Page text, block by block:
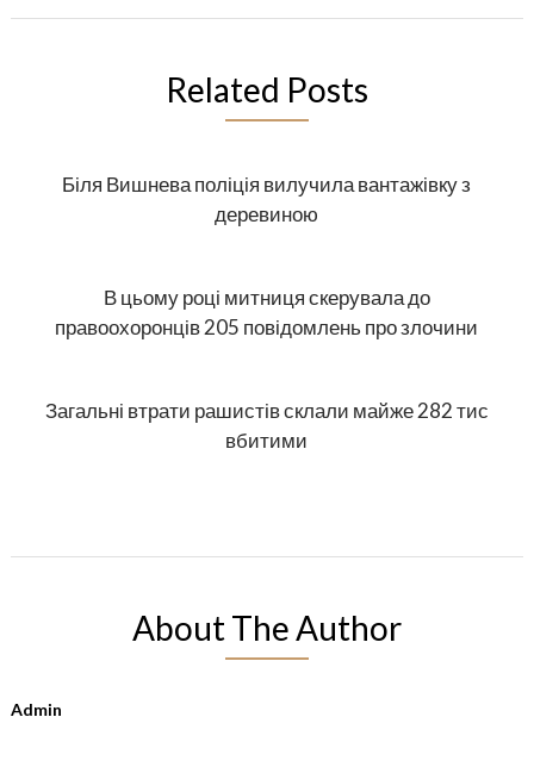
Related Posts
Біля Вишнева поліція вилучила вантажівку з
деревиною
В цьому році митниця скерувала до
правоохоронців 205 повідомлень про злочини
Загальні втрати рашистів склали майже 282 тис
вбитими
About The Author
Admin